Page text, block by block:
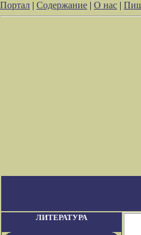
Портал | Содержание | О нас |
ЛИТЕРАТУРА